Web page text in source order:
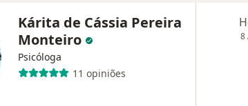
Kárita de Cássia Pereira
Monteiro
Psicóloga
11 opiniões
8